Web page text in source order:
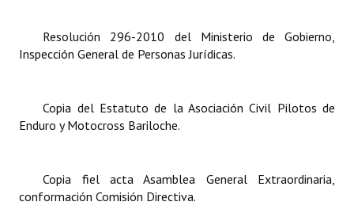
NORMATIVA
Declaraciones
Resoluciones de Presidencia
Resolución 296-2010 del Ministerio de Gobierno,
Inspección General de Personas Jurídicas.
Copia del Estatuto de la Asociación Civil Pilotos de
Enduro y Motocross Bariloche.
Copia fiel acta Asamblea General Extraordinaria,
conformación Comisión Directiva.